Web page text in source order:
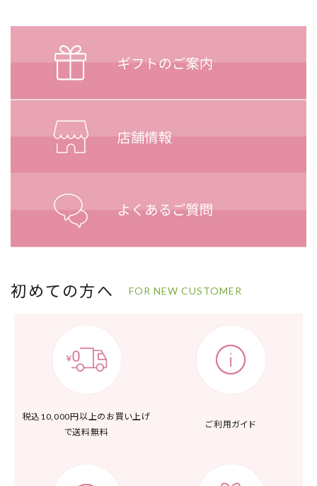
初めての方へ FOR NEW CUSTOMER
税込10,000円以上の お買い上げ
で送料無料
ご利用ガイド